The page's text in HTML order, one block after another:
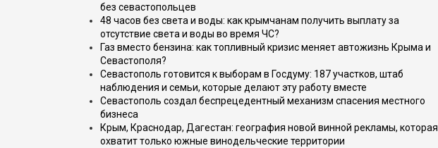
без севастопольцев
48 часов без света и воды: как крымчанам получить выплату за
отсутствие света и воды во время ЧС?
Газ вместо бензина: как топливный кризис меняет автожизнь Крыма и
Севастополя?
Севастополь готовится к выборам в Госдуму: 187 участков, штаб
наблюдения и семьи, которые делают эту работу вместе
Севастополь создал беспрецедентный механизм спасения местного
бизнеса
Крым, Краснодар, Дагестан: география новой винной рекламы, которая
охватит только южные винодельческие территории